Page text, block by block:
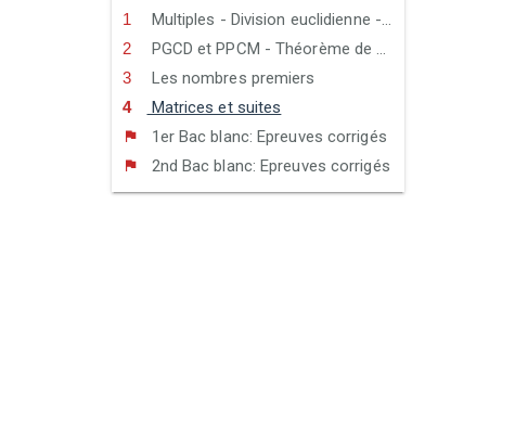
Multiples - Division euclidienne - Congruence
PGCD et PPCM - Théorème de Bézout et théorème de Gauss
Les nombres premiers
Matrices et suites
1er Bac blanc: Epreuves corrigés
2nd Bac blanc: Epreuves corrigés